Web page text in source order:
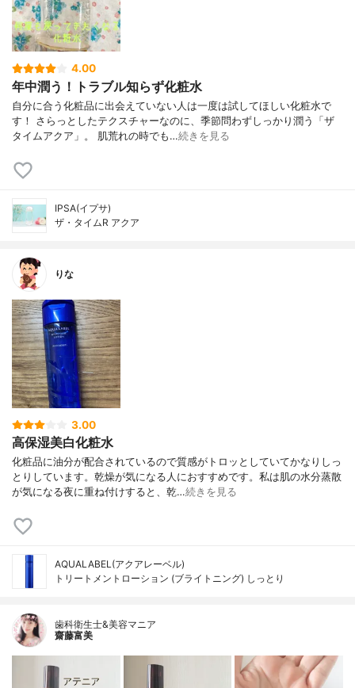
4.00
年中潤う！トラブル知らず化粧水
自分に合う化粧品に出会えていない人は一度は試してほしい化粧水で
す！ さらっとしたテクスチャーなのに、季節問わずしっかり潤う「ザ
タイムアクア」。 肌荒れの時でも…続きを見る
IPSA(イプサ)
ザ・タイムR アクア
りな
3.00
高保湿美白化粧水
化粧品に油分が配合されているので質感がトロッとしていてかなりしっ
とりしています。乾燥が気になる人におすすめです。私は肌の水分蒸散
が気になる夜に重ね付けすると、乾…続きを見る
AQUALABEL(アクアレーベル)
トリートメントローション (ブライトニング) しっとり
歯科衛生士&美容マニア
齋藤富美